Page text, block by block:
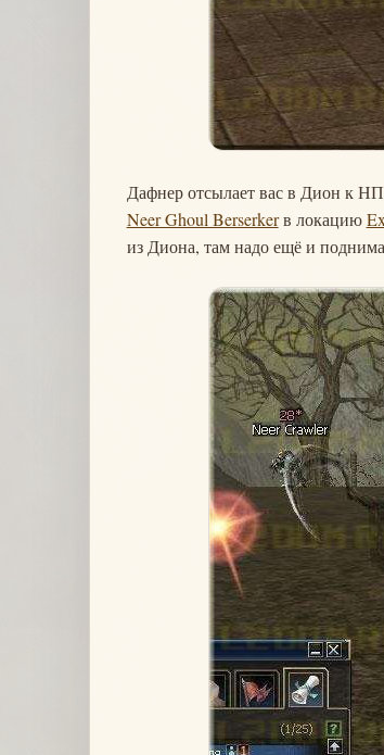
Дафнер отсылает вас в Дион к
Neer Ghoul Berserkerв локацию
из Диона, там надо ещё и